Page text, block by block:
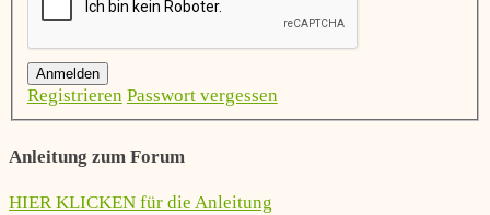
Anmelden
Registrieren Passwort vergessen
Anleitung zum Forum
HIER KLICKEN für die Anleitung